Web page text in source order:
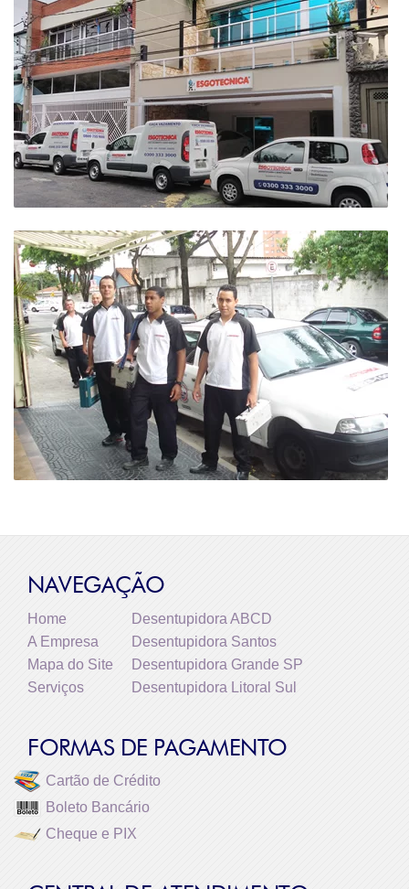
NAVEGAÇÃO
Home
A Empresa
Mapa do Site
Serviços
Desentupidora ABCD
Desentupidora Santos
Desentupidora Grande SP
Desentupidora Litoral Sul
FORMAS DE PAGAMENTO
Cartão de Crédito
Boleto Bancário
Cheque e PIX